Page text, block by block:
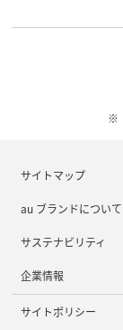
サイトマップ
au ブランドについて
サステナビリティ
企業情報
サイトポリシー